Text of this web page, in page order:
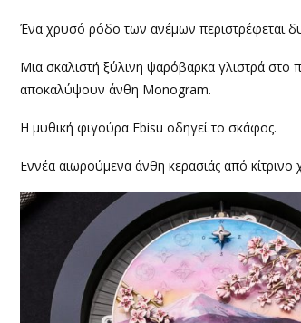
Ένα χρυσό ρόδο των ανέμων περιστρέφεται
Μια σκαλιστή ξύλινη ψαρόβαρκα γλιστρά
αποκαλύψουν άνθη Monogram.
Η μυθική φιγούρα Ebisu οδηγεί το σκάφος.
Εννέα αιωρούμενα άνθη κερασιάς από